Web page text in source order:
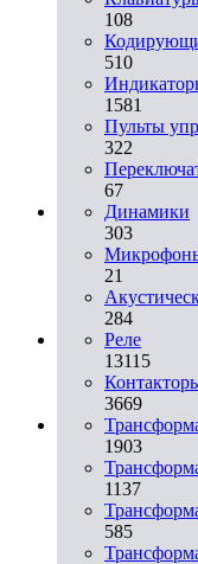
108
510
1581
Пульты
322
67
Динамики
303
21
284
Реле
13115
3669
1903
1137
585